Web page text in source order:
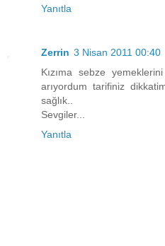
Yanıtla
Zerrin 3 Nisan 2011 00:40
Kızıma sebze
arıyordum tarifiniz
sağlık..
Sevgiler...
Yanıtla